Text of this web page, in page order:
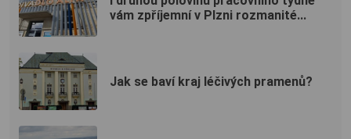
vám zpříjemní v Plzni rozmanité...
Jak se baví kraj léčivých pramenů?